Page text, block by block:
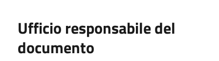
Ufficio responsabile del
documento